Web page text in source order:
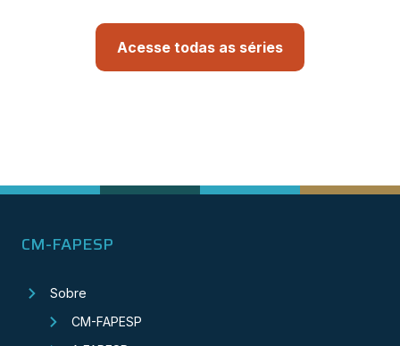
Acesse todas as séries
CM-FAPESP
Sobre
CM-FAPESP